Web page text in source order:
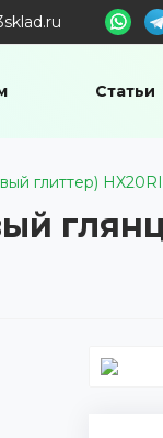
Статьи
глиттер)